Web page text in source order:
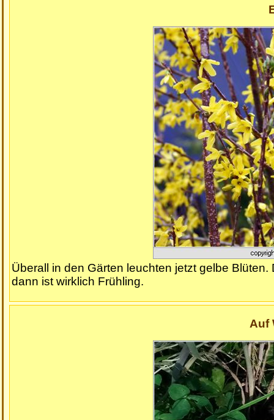
Überall in den Gärten leuchten jetzt gelbe
dann ist wirklich Frühling.
Auf